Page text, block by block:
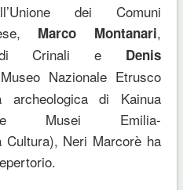
dei Comuni
Marco Montanari,
di Crinali e Denis
Nazionale Etrusco
archeologica di Kainua
Musei Emilia-
Cultura), Neri Marcorè ha